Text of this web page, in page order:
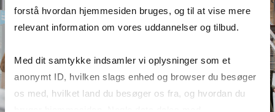
forstå hvordan hjemmesiden bruges, og til at vise mere
relevant information om vores uddannelser og tilbud.
Med dit samtykke indsamler vi oplysninger som et
anonymt ID, hvilken slags enhed og browser du besøger
os med, hvilket land du besøger os fra, og hvordan du